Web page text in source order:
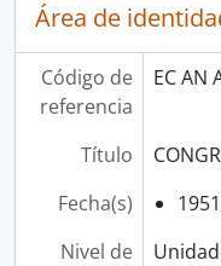
Área de
Código de
referencia
EC AN
Título
Fecha(s)
Nivel de